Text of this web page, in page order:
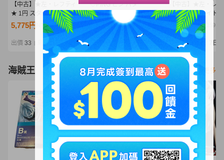
【中古】★左・レフティ
★ 1円 スタート! テーラ
ーメイド 2025 Qi35 ドラ
イバー（10.5°）【SR】
2025 Diamana BLUE
TM50（ブルー）
5,775円 NT1,249
出價 33 剩餘
◇PING ピン パター
ANSER/ANSER2/ANSE
R3/PAL2/PAL4/ZING2 等
まとめ 25本セット アソ
ート バッグ付き 0804-
67Zd@160◇
18,000円NT3,895
出價27 剩餘 6日
【中古】★左・レフ
★ Titleist（タイト
ト）2023 TSR1 ド
ー（10.0°）【S】
AD VF-5
5,358円NT1,159
出價23 7日
海賊王 看更多